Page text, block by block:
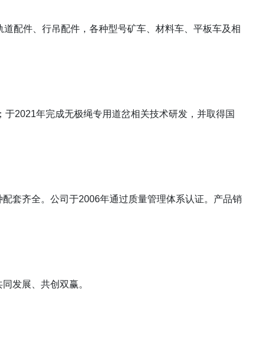
配件、行吊配件，各种型号矿车、材料车、平板车及相
2021年完成无极绳专用道岔相关技术研发，并取得国
套齐全。公司于2006年通过质量管理体系认证。产品销
发展、共创双赢。